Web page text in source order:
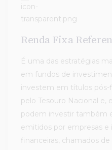
Renda Fixa
É uma das estratégias
em fundos de
investem em títulos pós-
pelo Tesouro Nacional e,
podem investir também
emitidos por empresas e
financeiras, chamados